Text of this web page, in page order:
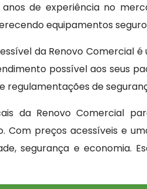
de experiência no
equipamentos
da Renovo Comercial
possível aos seus
regulamentações de
da Renovo Comercial
preços acessíveis e
segurança e